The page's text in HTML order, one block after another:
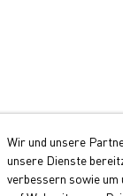
Wir und unsere
unsere Dienste
verbessern sowie um